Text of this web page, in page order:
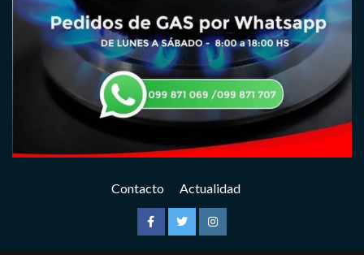
Contacto Actualidad
FacebookTwitterInstagram